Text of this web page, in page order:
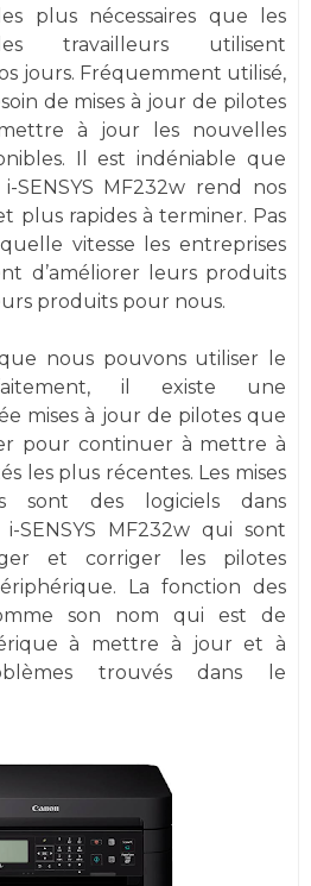
plus nécessaires que les
travailleurs utilisent
jours. Fréquemment utilisé,
de mises à jour de pilotes
à jour les nouvelles
Il est indéniable que
i-SENSYS MF232w rend nos
plus rapides à terminer. Pas
vitesse les entreprises
d’améliorer leurs produits
produits pour nous.
nous pouvons utiliser le
il existe une
mises à jour de pilotes que
pour continuer à mettre à
les plus récentes. Les mises
des logiciels dans
i-SENSYS MF232w qui sont
et corriger les pilotes
La fonction des
son nom qui est de
à mettre à jour et à
trouvés dans le